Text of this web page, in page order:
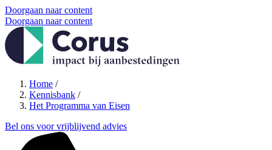
Doorgaan naar content
Doorgaan naar content
Home /
Kennisbank /
Het Programma van Eisen
Bel ons voor vrijblijvend advies